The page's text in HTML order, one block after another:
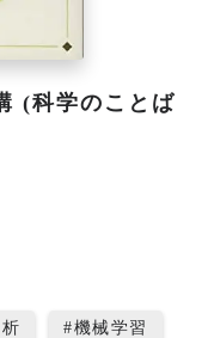
(科学のことば
#機械学習